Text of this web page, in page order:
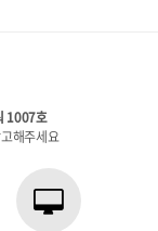
1007호
해주세요